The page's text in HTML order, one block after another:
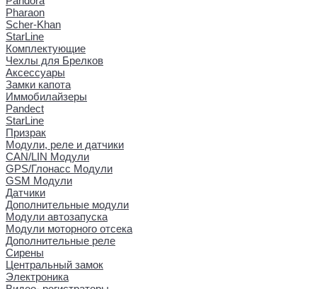
Pharaon
Scher-Khan
StarLine
Комплектующие
Чехлы для Брелков
Аксессуары
Замки капота
Иммобилайзеры
Pandect
StarLine
Призрак
Модули, реле и датчики
CAN/LIN Модули
GPS/Глонасс Модули
GSM Модули
Датчики
Дополнительные модули
Модули автозапуска
Модули моторного отсека
Дополнительные реле
Сирены
Центральный замок
Электроника